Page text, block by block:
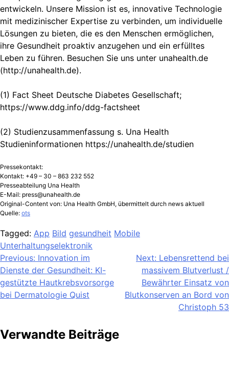
entwickeln. Unsere Mission ist es, innovative Technologie
mit medizinischer Expertise zu verbinden, um individuelle
Lösungen zu bieten, die es den Menschen ermöglichen,
ihre Gesundheit proaktiv anzugehen und ein erfülltes
Leben zu führen. Besuchen Sie uns unter unahealth.de
(http://unahealth.de).
(1) Fact Sheet Deutsche Diabetes Gesellschaft;
https://www.ddg.info/ddg-factsheet
(2) Studienzusammenfassung s. Una Health
Studieninformationen https://unahealth.de/studien
Pressekontakt:
Kontakt: +49 – 30 – 863 232 552
Presseabteilung Una Health
E-Mail: press@unahealth.de
Original-Content von: Una Health GmbH, übermittelt durch news aktuell
Quelle: ots
Tagged: App Bild gesundheit Mobile
Unterhaltungselektronik
Beitragsnavigation
Previous: Innovation im
Dienste der Gesundheit: KI-
gestützte Hautkrebsvorsorge
bei Dermatologie Quist
Next: Lebensrettend bei
massivem Blutverlust /
Bewährter Einsatz von
Blutkonserven an Bord von
Christoph 53
Verwandte Beiträge